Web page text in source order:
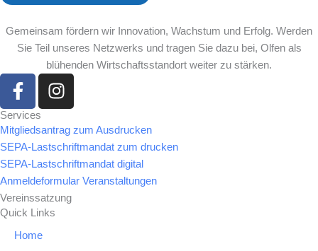
Gemeinsam fördern wir Innovation, Wachstum und Erfolg. Werden
Sie Teil unseres Netzwerks und tragen Sie dazu bei, Olfen als
blühenden Wirtschaftsstandort weiter zu stärken.
F
a
c
e
b
o
o
k
-
f
I
n
t
a
g
r
a
Services
Mitgliedsantrag zum Ausdrucken
SEPA-Lastschriftmandat zum drucken
SEPA-Lastschriftmandat digital
Anmeldeformular Veranstaltungen
Vereinssatzung
Quick Links
Home